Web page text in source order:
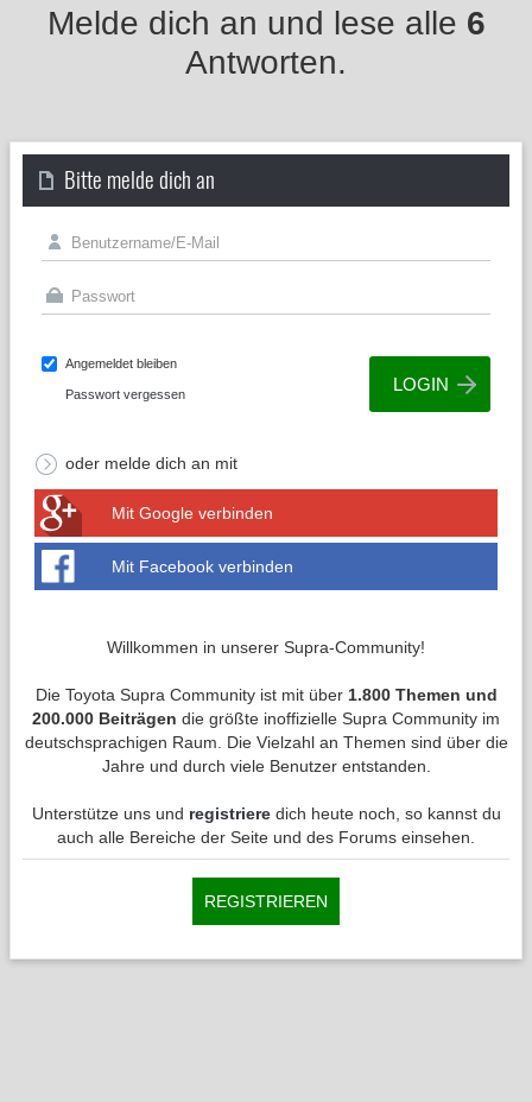
Melde dich an und lese alle 6
Antworten.
Bitte melde dich an
Angemeldet bleiben
Passwort vergessen
oder melde dich an mit
Mit Google verbinden
Mit Facebook verbinden
Willkommen in unserer Supra-Community!
Die Toyota Supra Community ist mit über 1.800 Themen und
200.000 Beiträgen die größte inoffizielle Supra Community im
deutschsprachigen Raum. Die Vielzahl an Themen sind über die
Jahre und durch viele Benutzer entstanden.
Unterstütze uns und registrieredich heute noch, so kannst du
auch alle Bereiche der Seite und des Forums einsehen.
REGISTRIEREN